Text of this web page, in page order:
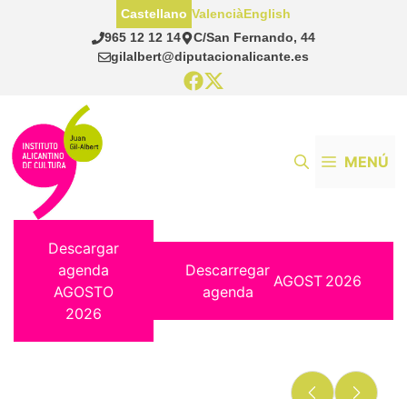
965 12 12 14
C/San Fernando, 44
gilalbert@diputacionalicante.es
Castellano ValenciàEnglish
MENÚ
Descargar
agenda
AGOSTO
2026
Descarregar
agenda
AGOST 2026